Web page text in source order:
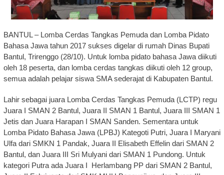
BANTUL – Lomba Cerdas Tangkas Pemuda dan Lomba Pidato
Bahasa Jawa tahun 2017 sukses digelar di rumah Dinas Bupati
Bantul, Trirenggo (28/10). Untuk lomba pidato bahasa Jawa diikuti
oleh 18 peserta, dan lomba cerdas tangkas diikuti oleh 12 group,
semua adalah pelajar siswa SMA sederajat di Kabupaten Bantul.
Lahir sebagai juara Lomba Cerdas Tangkas Pemuda (LCTP) regu
Juara I SMAN 2 Bantul, Juara II SMAN 1 Bantul, Juara III SMAN 1
Jetis dan Juara Harapan I SMAN Sanden. Sementara untuk
Lomba Pidato Bahasa Jawa (LPBJ) Kategoti Putri, Juara I Maryani
Ulfa dari SMKN 1 Pandak, Juara II Elisabeth Effelin dari SMAN 2
Bantul, dan Juara III Sri Mulyani dari SMAN 1 Pundong. Untuk
kategori Putra ada Juara I Herlambang PP dari SMAN 2 Bantul,